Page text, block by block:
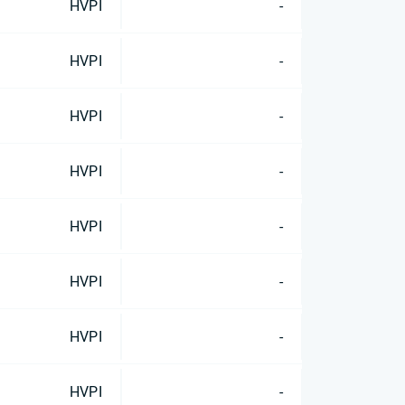
HVPI -
HVPI -
HVPI -
HVPI -
HVPI -
HVPI -
HVPI -
HVPI -